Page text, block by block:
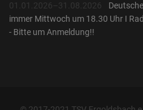
01.01.2026–31.08.2026
immer Mittwoch um 18.30 Uhr I
- Bitte um Anmeldung!!